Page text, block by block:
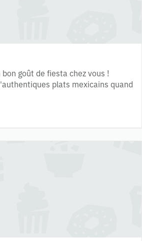
goût de fiesta chez vous !
plats mexicains quand